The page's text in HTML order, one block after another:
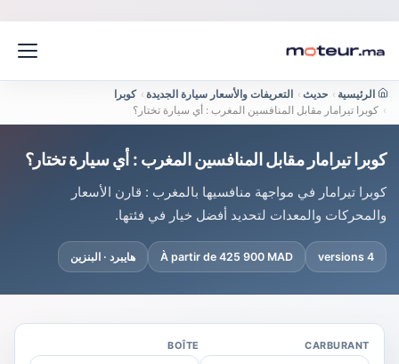
الرئيسية › حديث › التعريفات والأسعار سيارة الجديدة › كوبرا
› كوبرا تيرامار مقابل المنافسين المغرب : أي سيارة تختار؟
كوبرا تيرامار مقابل المنافسين المغرب : أي سيارة تختار؟
كوبرا تيرامار في مواجهة منافسيها بالمغرب : قارن الأسعار
والمحركات والمعدات لتحديد أفضل خيار في فئتها.
4 versions
À partir de 425 900 MAD هايبرد · البنزين
CARBURANT
BOÎTE